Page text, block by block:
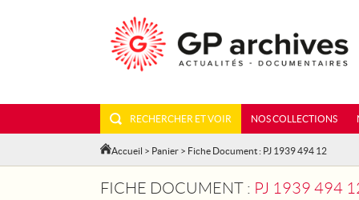
RECHERCHER ET VOIR NOS COLLECTIONS
Accueil > Panier > Fiche Document : PJ 1939 494 12
FICHE DOCUMENT : PJ 1939 494